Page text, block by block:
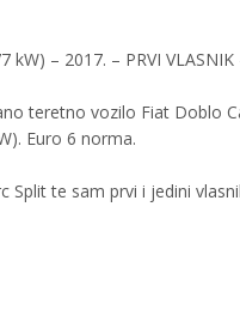
kW) – 2017. – PRVI
teretno vozilo Fiat Doblo
Euro 6 norma.
te sam prvi i jedini